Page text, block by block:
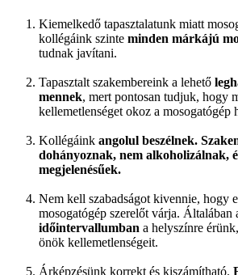
Kiemelkedő tapasztalatunk miatt
kollégáink szinte minden márkájú
tudnak javítani.
Tapasztalt szakembereink a lehető
mennek, mert pontosan tudjuk, hogy
kellemetlenséget okoz a mosogatógép
Kollégáink angolul beszélnek.
dohányoznak, nem alkoholizálnak,
megjelenésűek.
Nem kell szabadságot kivennie, hogy
mosogatógép szerelőt várja. Általában
időintervallumban a helyszínre
önök kellemetlenségeit.
Árképzésünk korrekt és kiszámítható.